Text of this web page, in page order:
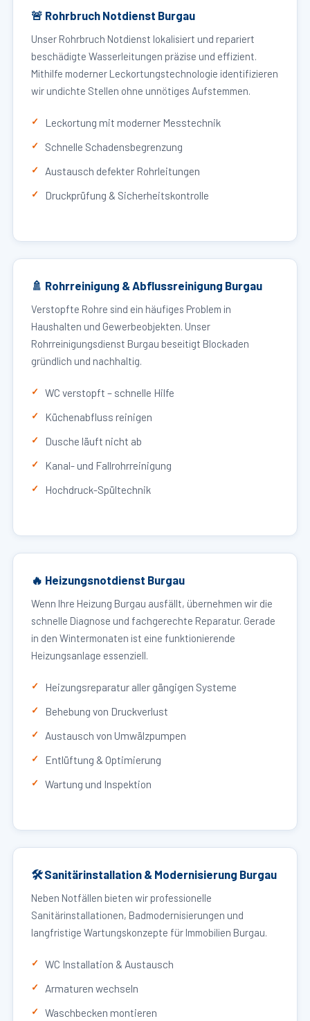
🚨 Rohrbruch Notdienst Burgau
Unser Rohrbruch Notdienst lokalisiert und repariert
beschädigte Wasserleitungen präzise und effizient.
Mithilfe moderner Leckortungstechnologie identifizieren
wir undichte Stellen ohne unnötiges Aufstemmen.
Leckortung mit moderner Messtechnik
Schnelle Schadensbegrenzung
Austausch defekter Rohrleitungen
Druckprüfung & Sicherheitskontrolle
🚿 Rohrreinigung & Abflussreinigung Burgau
Verstopfte Rohre sind ein häufiges Problem in
Haushalten und Gewerbeobjekten. Unser
Rohrreinigungsdienst Burgau beseitigt Blockaden
gründlich und nachhaltig.
WC verstopft – schnelle Hilfe
Küchenabfluss reinigen
Dusche läuft nicht ab
Kanal- und Fallrohrreinigung
Hochdruck-Spültechnik
🔥 Heizungsnotdienst Burgau
Wenn Ihre Heizung Burgau ausfällt, übernehmen wir die
schnelle Diagnose und fachgerechte Reparatur. Gerade
in den Wintermonaten ist eine funktionierende
Heizungsanlage essenziell.
Heizungsreparatur aller gängigen Systeme
Behebung von Druckverlust
Austausch von Umwälzpumpen
Entlüftung & Optimierung
Wartung und Inspektion
🛠 Sanitärinstallation & Modernisierung Burgau
Neben Notfällen bieten wir professionelle
Sanitärinstallationen, Badmodernisierungen und
langfristige Wartungskonzepte für Immobilien Burgau.
WC Installation & Austausch
Armaturen wechseln
Waschbecken montieren